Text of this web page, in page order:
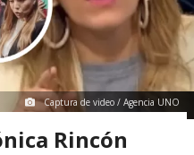
Captura de video / Agencia UNO
Rincón